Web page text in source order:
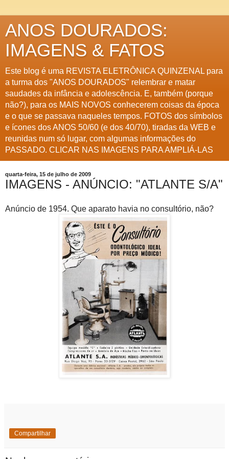
ANOS DOURADOS:
IMAGENS & FATOS
Este blog é uma REVISTA ELETRÔNICA QUINZENAL para
a turma dos "ANOS DOURADOS" relembrar e matar
saudades da infância e adolescência. E, também (porque
não?), para os MAIS NOVOS conhecerem coisas da época
e o que se passava naqueles tempos. FOTOS dos símbolos
e ícones dos ANOS 50/60 (e dos 40/70), tiradas da WEB e
reunidas num só lugar, com algumas informações do
PASSADO. CLICAR NAS IMAGENS PARA AMPLIÁ-LAS
quarta-feira, 15 de julho de 2009
IMAGENS - ANÚNCIO: "ATLANTE S/A"
Anúncio de 1954. Que aparato havia no consultório, não?
Compartilhar